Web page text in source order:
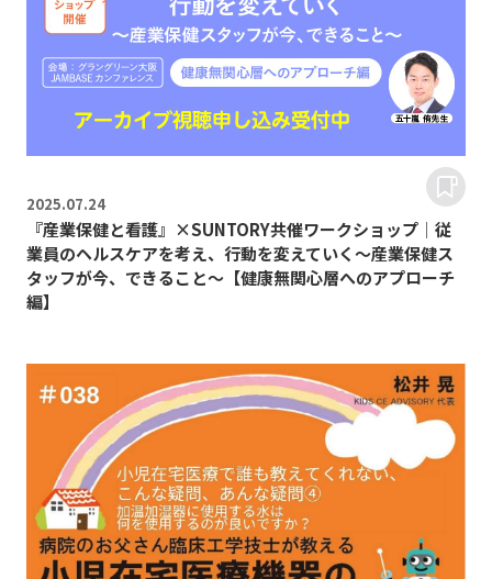
2025.07.24
『産業保健と看護』×SUNTORY共催ワークショップ│従
業員のヘルスケアを考え、行動を変えていく～産業保健ス
タッフが今、できること～【健康無関心層へのアプローチ
編】